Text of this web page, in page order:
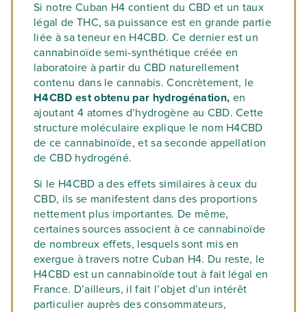
Si notre Cuban H4 contient du CBD et un taux
légal de THC, sa puissance est en grande partie
liée à sa teneur en H4CBD. Ce dernier est un
cannabinoïde semi-synthétique créée en
laboratoire à partir du CBD naturellement
contenu dans le cannabis. Concrètement, le
H4CBD est obtenu par hydrogénation, en
ajoutant 4 atomes d’hydrogène au CBD. Cette
structure moléculaire explique le nom H4CBD
de ce cannabinoïde, et sa seconde appellation
de CBD hydrogéné.
Si le H4CBD a des effets similaires à ceux du
CBD, ils se manifestent dans des proportions
nettement plus importantes. De même,
certaines sources associent à ce cannabinoïde
de nombreux effets, lesquels sont mis en
exergue à travers notre Cuban H4. Du reste, le
H4CBD est un cannabinoïde tout à fait légal en
France. D’ailleurs, il fait l’objet d’un intérêt
particulier auprès des consommateurs,